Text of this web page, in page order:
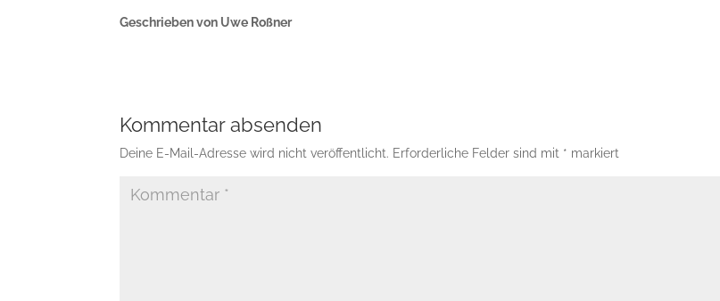
Geschrieben von Uwe Roßner
Kommentar absenden
Deine E-Mail-Adresse wird nicht veröffentlicht. Erforderliche Felder sind mit * markiert